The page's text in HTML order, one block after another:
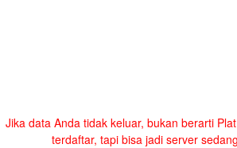
Jika data Anda tidak keluar, bukan berarti
terdaftar, tapi bisa jadi server